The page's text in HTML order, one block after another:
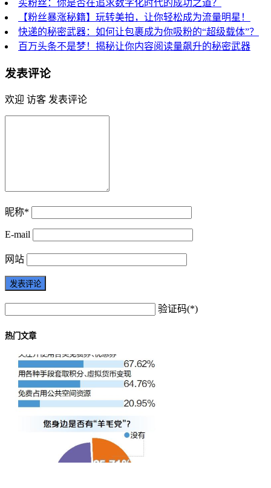
买粉丝：你是否在追求数字化时代的成功之道？
【粉丝暴涨秘籍】玩转美拍，让你轻松成为流量明星！
快递的秘密武器：如何让包裹成为你吸粉的“超级载体”？
百万头条不是梦！揭秘让你内容阅读量飙升的秘密武器
发表评论
欢迎 访客 发表评论
昵称*
E-mail
网站
验证码(*)
热门文章